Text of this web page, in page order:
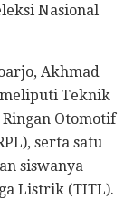
Nasional
Akhmad
Teknik
Otomotif
serta satu
siswanya
Listrik (TITL).